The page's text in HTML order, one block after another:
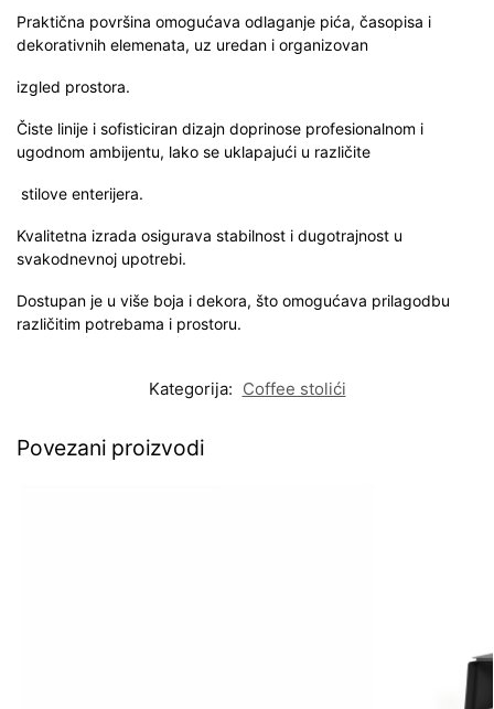
Praktična površina omogućava odlaganje pića, časopisa i
dekorativnih elemenata, uz uredan i organizovan
izgled prostora.
Čiste linije i sofisticiran dizajn doprinose profesionalnom i
ugodnom ambijentu, lako se uklapajući u različite
stilove enterijera.
Kvalitetna izrada osigurava stabilnost i dugotrajnost u
svakodnevnoj upotrebi.
Dostupan je u više boja i dekora, što omogućava prilagodbu
različitim potrebama i prostoru.
Kategorija: Coffee stolići
Povezani proizvodi